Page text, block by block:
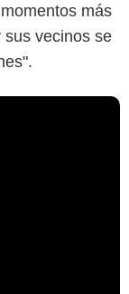
más
sus vecinos se